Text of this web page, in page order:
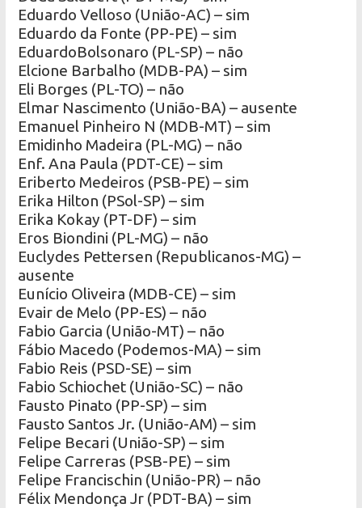
Eduardo Velloso (União-AC) – sim
Eduardo da Fonte (PP-PE) – sim
EduardoBolsonaro (PL-SP) – não
Elcione Barbalho (MDB-PA) – sim
Eli Borges (PL-TO) – não
Elmar Nascimento (União-BA) – ausente
Emanuel Pinheiro N (MDB-MT) – sim
Emidinho Madeira (PL-MG) – não
Enf. Ana Paula (PDT-CE) – sim
Eriberto Medeiros (PSB-PE) – sim
Erika Hilton (PSol-SP) – sim
Erika Kokay (PT-DF) – sim
Eros Biondini (PL-MG) – não
Euclydes Pettersen (Republicanos-MG) –
ausente
Eunício Oliveira (MDB-CE) – sim
Evair de Melo (PP-ES) – não
Fabio Garcia (União-MT) – não
Fábio Macedo (Podemos-MA) – sim
Fabio Reis (PSD-SE) – sim
Fabio Schiochet (União-SC) – não
Fausto Pinato (PP-SP) – sim
Fausto Santos Jr. (União-AM) – sim
Felipe Becari (União-SP) – sim
Felipe Carreras (PSB-PE) – sim
Felipe Francischin (União-PR) – não
Félix Mendonça Jr (PDT-BA) – sim